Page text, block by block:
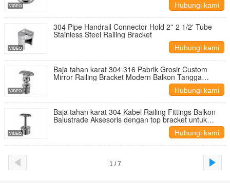
Hubungi kami
304 Pipe Handrail Connector Hold 2'' 2 1/2' Tube
Stainless Steel Railing Bracket
Hubungi kami
Baja tahan karat 304 316 Pabrik Grosir Custom
Mirror Railing Bracket Modern Balkon Tangga
Hubungi kami
Baja tahan karat 304 Kabel Railing Fittings Balkon
Balustrade Aksesoris dengan top bracket untuk
Hubungi kami
1 / 7